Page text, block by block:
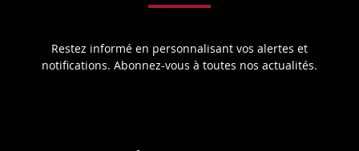
Restez informé en personnalisant vos alertes et
notifications. Abonnez-vous à toutes nos actualités.